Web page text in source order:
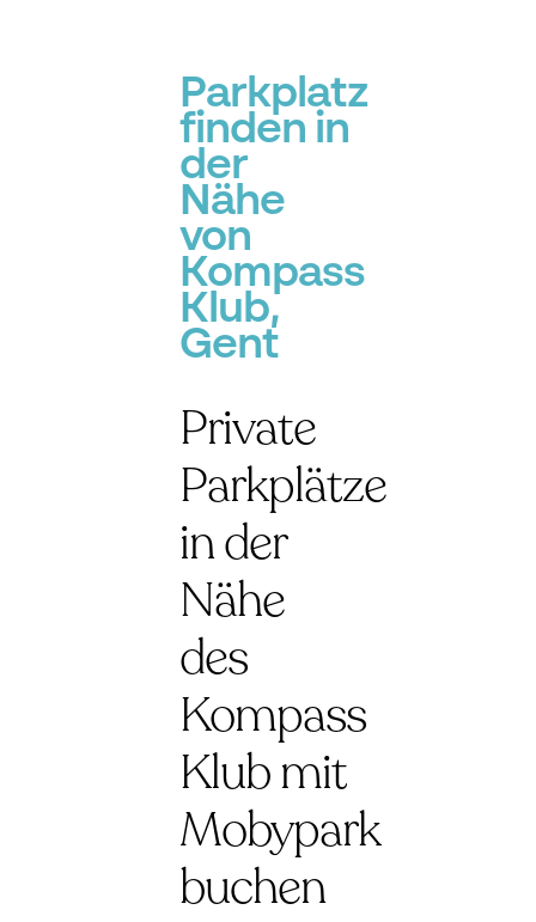
Parkplatz
finden in
der
Nähe
von
Kompass
Klub,
Gent
Private
Parkplätze
in der
Nähe
des
Kompass
Klub mit
Mobypark
buchen